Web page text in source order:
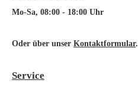
Mo-Sa, 08:00 - 18:00 Uhr
Oder über unser Kontaktformular.
Service